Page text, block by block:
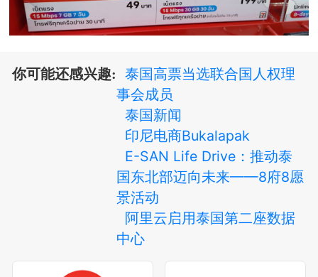
你可能还感兴趣:
泰国高票当选联合国人权理
事会成员
泰国新闻
印尼电商Bukalapak
E-SAN Life Drive：推动泰
国东北部迈向未来——8府8愿
景活动
阿里云启用泰国第二座数据
中心